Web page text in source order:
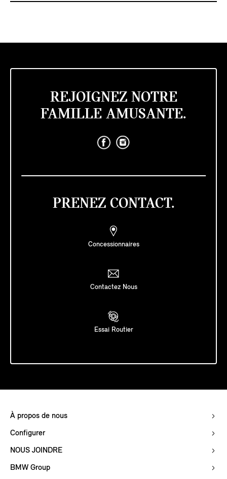
REJOIGNEZ NOTRE
FAMILLE AMUSANTE.
PRENEZ CONTACT.
Concessionnaires
Contactez Nous
Essai Routier
À propos de nous
Configurer
NOUS JOINDRE
BMW Group